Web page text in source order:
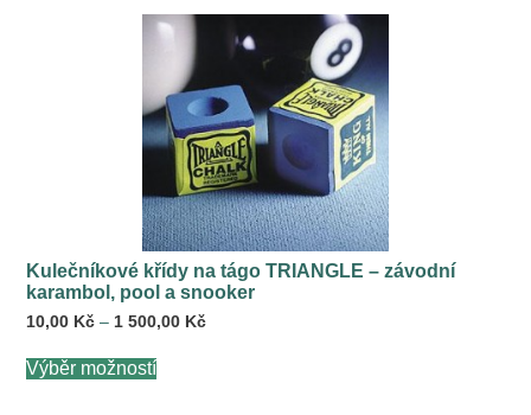
variant.
Možnosti
vybrat
na
stránce
produktu
Kulečníkové křídy na tágo TRIANGLE – závodní
karambol, pool a snooker
10,00 Kč – 1 500,00 KčRozpětí
Výběr možností